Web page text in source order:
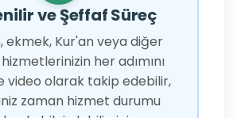
ve Şeffaf Süreç
ekmek, Kur'an veya diğer
her adımını
video olarak takip edebilir,
zaman hizmet durumu